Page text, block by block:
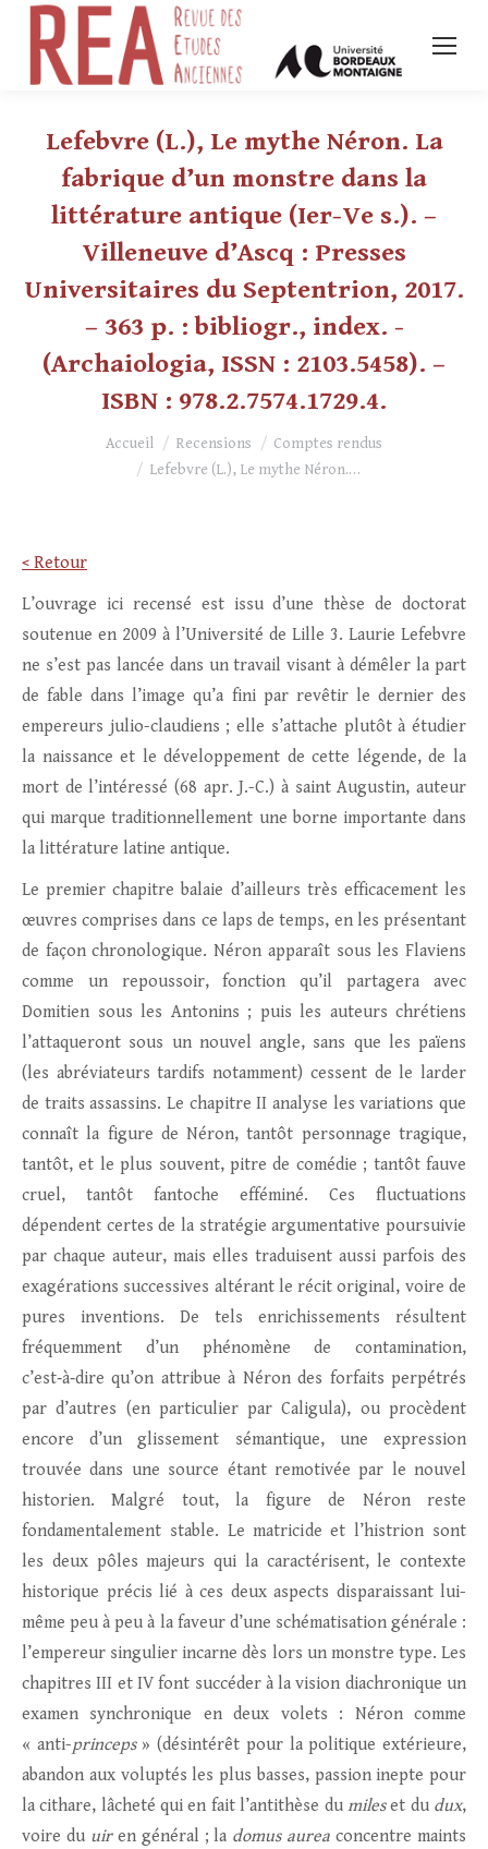
Lefebvre (L.), Le mythe Néron. La
fabrique d’un monstre dans la
littérature antique (Ier-Ve s.). –
Villeneuve d’Ascq : Presses
Universitaires du Septentrion, 2017.
– 363 p. : bibliogr., index. -
(Archaiologia, ISSN : 2103.5458). –
ISBN : 978.2.7574.1729.4.
Vous êtes ici :Accueil Recensions
Comptes rendus
Lefebvre (L.), Le mythe Néron.…
< Retour
L’ouvrage ici recensé est issu d’une thèse de doctorat
soutenue en 2009 à l’Université de Lille 3. Laurie Lefebvre
ne s’est pas lancée dans un travail visant à démêler la part
de fable dans l’image qu’a fini par revêtir le dernier des
empereurs julio-claudiens ; elle s’attache plutôt à étudier
la naissance et le développement de cette légende, de la
mort de l’intéressé (68 apr. J.-C.) à saint Augustin, auteur
qui marque traditionnellement une borne importante dans
la littérature latine antique.
Le premier chapitre balaie d’ailleurs très efficacement les
œuvres comprises dans ce laps de temps, en les présentant
de façon chronologique. Néron apparaît sous les Flaviens
comme un repoussoir, fonction qu’il partagera avec
Domitien sous les Antonins ; puis les auteurs chrétiens
l’attaqueront sous un nouvel angle, sans que les païens
(les abréviateurs tardifs notamment) cessent de le larder
de traits assassins. Le chapitre II analyse les variations que
connaît la figure de Néron, tantôt personnage tragique,
tantôt, et le plus souvent, pitre de comédie ; tantôt fauve
cruel, tantôt fantoche efféminé. Ces fluctuations
dépendent certes de la stratégie argumentative poursuivie
par chaque auteur, mais elles traduisent aussi parfois des
exagérations successives altérant le récit original, voire de
pures inventions. De tels enrichissements résultent
fréquemment d’un phénomène de contamination,
c’est‑à‑dire qu’on attribue à Néron des forfaits perpétrés
par d’autres (en particulier par Caligula), ou procèdent
encore d’un glissement sémantique, une expression
trouvée dans une source étant remotivée par le nouvel
historien. Malgré tout, la figure de Néron reste
fondamentalement stable. Le matricide et l’histrion sont
les deux pôles majeurs qui la caractérisent, le contexte
historique précis lié à ces deux aspects disparaissant lui-
même peu à peu à la faveur d’une schématisation générale :
l’empereur singulier incarne dès lors un monstre type. Les
chapitres III et IV font succéder à la vision diachronique un
examen synchronique en deux volets : Néron comme
« anti-princeps» (désintérêt pour la politique extérieure,
abandon aux voluptés les plus basses, passion inepte pour
la cithare, lâcheté qui en fait l’antithèse du mileset du dux,
voire du uiren général ; la domus aurea concentre maints